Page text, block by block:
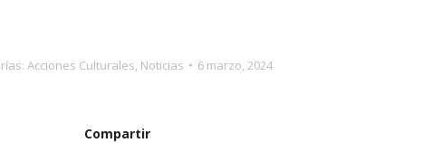
Acciones Culturales Noticias 6 marzo, 2024
Compartir